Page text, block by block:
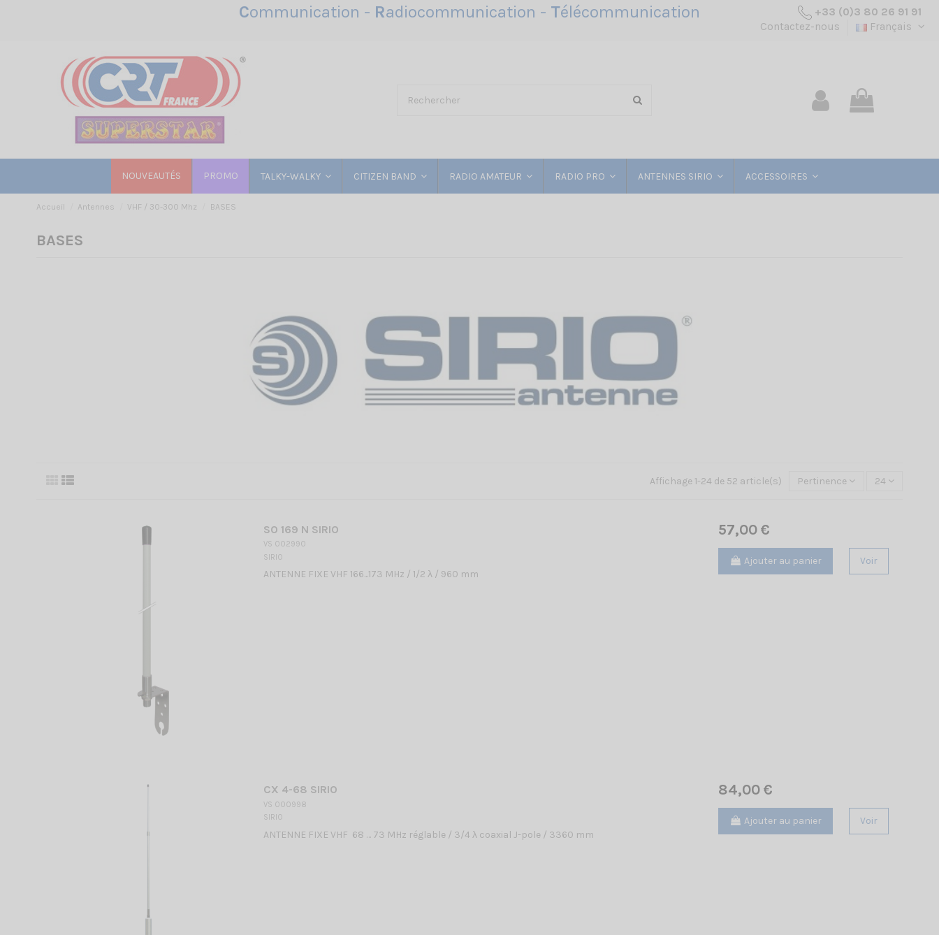
Communication - Radiocommunication - Télécommunication
+33 (0)3 80 26 91 91
Contactez-nous
Français
NOUVEAUTÉS PROMO TALKY-WALKY CITIZEN BAND RADIO AMATEUR RADIO PRO ANTENNES SIRIO ACCESSOIRES
Accueil Antennes VHF / 30-300 Mhz BASES
BASES
Affichage 1-24 de 52 article(s) Pertinence 24
SO 169 N SIRIO
VS 002990
SIRIO
ANTENNE FIXE VHF 166...173 MHz / 1/2 λ / 960 mm
57,00 €
Ajouter au panier Voir
CX 4-68 SIRIO
VS 000998
SIRIO
ANTENNE FIXE VHF 68 … 73 MHz réglable / 3/4 λ coaxial J-pole / 3360 mm
84,00 €
Ajouter au panier Voir